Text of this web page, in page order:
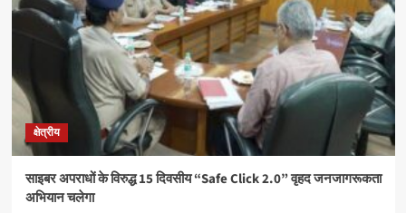
क्षेत्रीय
साइबर अपराधों के विरुद्ध 15 दिवसीय “Safe Click 2.0” वृहद जनजागरूकता
अभियान चलेगा